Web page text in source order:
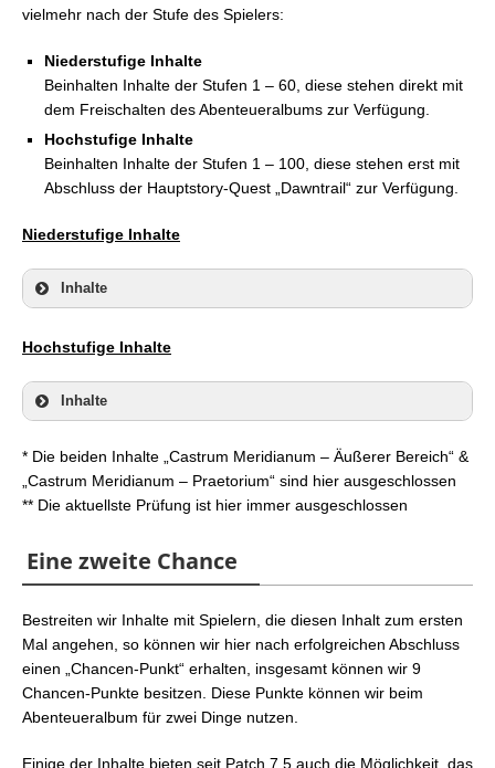
vielmehr nach der Stufe des Spielers:
Niederstufige Inhalte
Beinhalten Inhalte der Stufen 1 – 60, diese stehen direkt mit
dem Freischalten des Abenteueralbums zur Verfügung.
Hochstufige Inhalte
Beinhalten Inhalte der Stufen 1 – 100, diese stehen erst mit
Abschluss der Hauptstory-Quest „Dawntrail“ zur Verfügung.
Niederstufige Inhalte
Inhalte
Kristallturm
Alle schweren Versionen aus Hevensward
Ein Portal öffnen und betreten
bestreiten
Hochstufige Inhalte
Inhalte
Kristallturm
Schatten von Mhach
Ivalice
NieR
* Die beiden Inhalte „Castrum Meridianum – Äußerer Bereich“ &
„Castrum Meridianum – Praetorium“ sind hier ausgeschlossen
** Die aktuellste Prüfung ist hier immer ausgeschlossen
Eine zweite Chance
Bestreiten wir Inhalte mit Spielern, die diesen Inhalt zum ersten
Mal angehen, so können wir hier nach erfolgreichen Abschluss
einen „Chancen-Punkt“ erhalten, insgesamt können wir 9
Chancen-Punkte besitzen. Diese Punkte können wir beim
Abenteueralbum für zwei Dinge nutzen.
Einige der Inhalte bieten seit Patch 7.5 auch die Möglichkeit, das